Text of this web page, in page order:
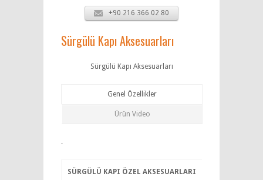
+90 216 366 02 80
Sürgülü Kapı Aksesuarları
Sürgülü Kapı Aksesuarları
Genel Özellikler
Ürün Video
.
SÜRGÜLÜ KAPI ÖZEL AKSESUARLARI